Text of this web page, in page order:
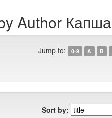
Author
Jump to: 0-9 A B
Sort by: